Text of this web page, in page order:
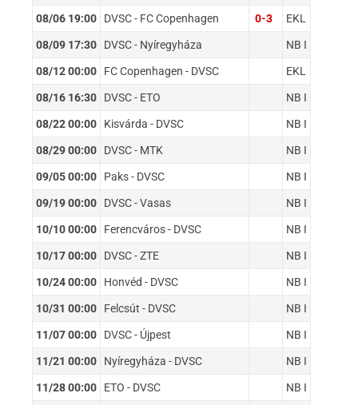
08/06 19:00 DVSC - FC Copenhagen 0-3 EKL
08/09 17:30 DVSC - Nyíregyháza NB I
08/12 00:00 FC Copenhagen - DVSC EKL
08/16 16:30 DVSC - ETO NB I
08/22 00:00 Kisvárda - DVSC NB I
08/29 00:00 DVSC - MTK NB I
09/05 00:00 Paks - DVSC NB I
09/19 00:00 DVSC - Vasas NB I
10/10 00:00 Ferencváros - DVSC NB I
10/17 00:00 DVSC - ZTE NB I
10/24 00:00 Honvéd - DVSC NB I
10/31 00:00 Felcsút - DVSC NB I
11/07 00:00 DVSC - Újpest NB I
11/21 00:00 Nyíregyháza - DVSC NB I
11/28 00:00 ETO - DVSC NB I